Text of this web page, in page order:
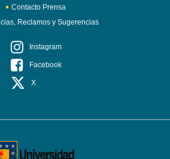
Contacto Prensa
Reclamos y Sugerencias
Instagram
Facebook
X